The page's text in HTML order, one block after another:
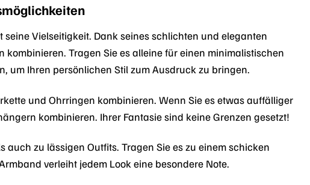
Vielseitigkeit. Dank seines schlichten und eleganten
Tragen Sie es alleine für einen minimalistischen
um Ihren persönlichen Stil zum Ausdruck zu bringen.
und Ohrringen kombinieren. Wenn Sie es etwas auffälliger
kombinieren. Ihrer Fantasie sind keine Grenzen gesetzt!
zu lässigen Outfits. Tragen Sie es zu einem schicken
verleiht jedem Look eine besondere Note.